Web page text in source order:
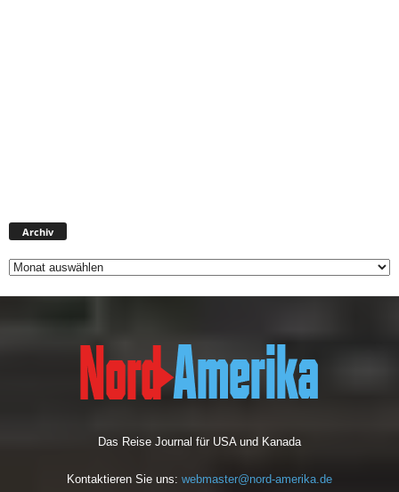
Archiv
Das Reise Journal für USA und Kanada
Kontaktieren Sie uns: webmaster@nord-amerika.de